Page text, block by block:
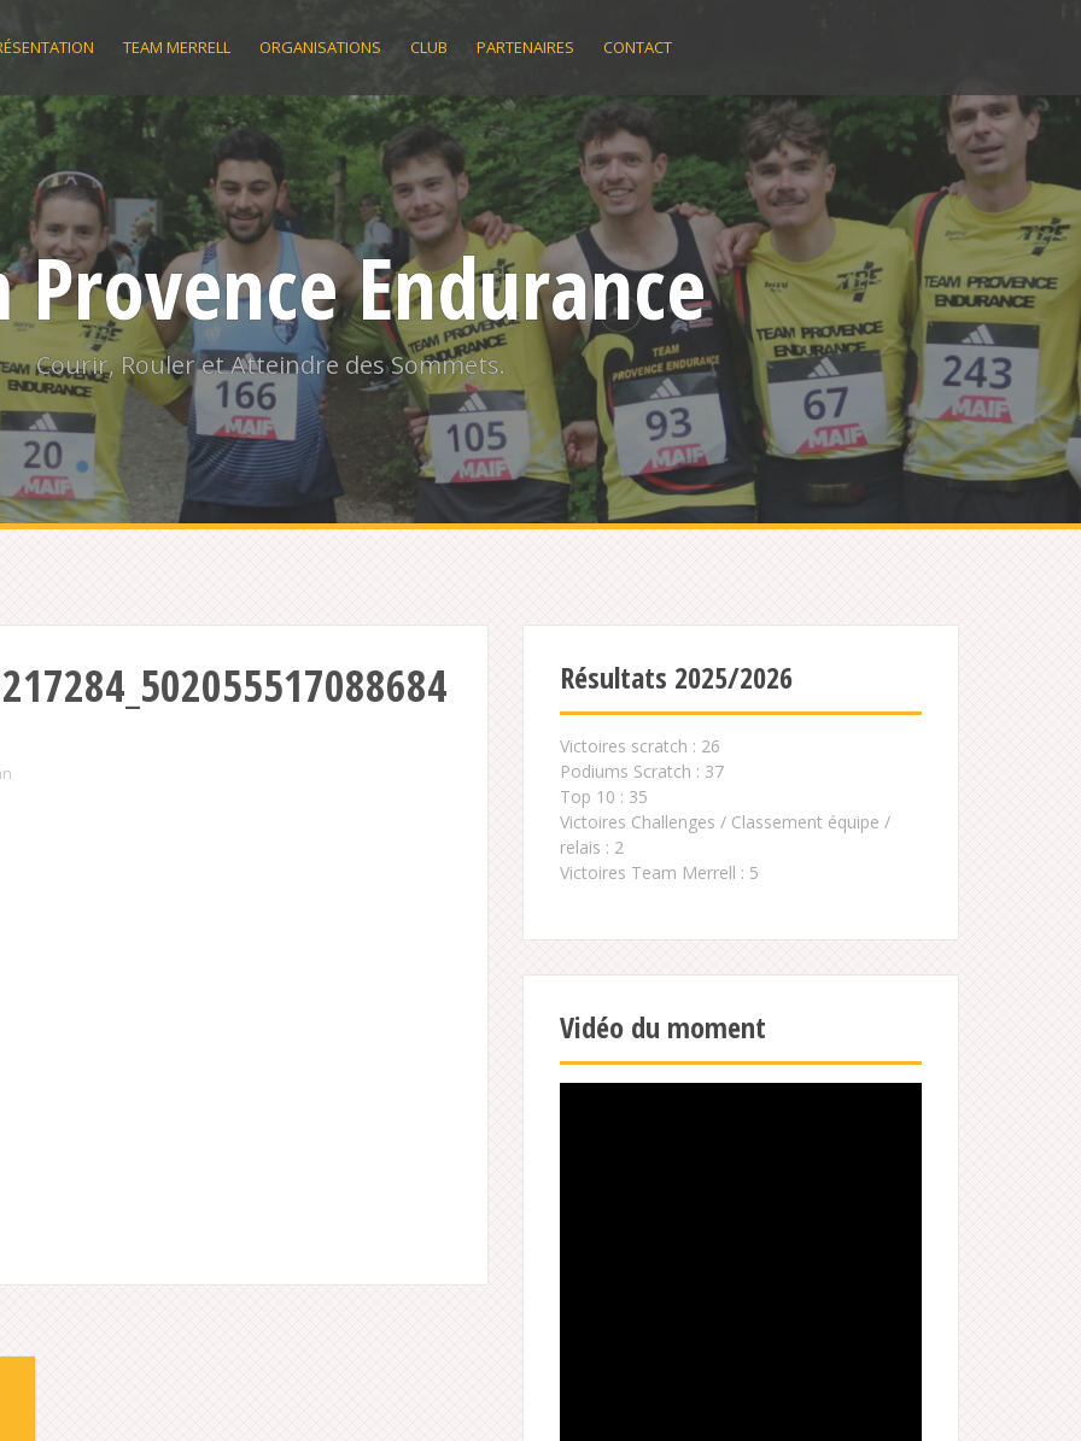
TEAM MERRELL ORGANISATIONS CLUB PARTENAIRES CONTACT
Provence Endurance
Courir, Rouler et Atteindre des Sommets.
Résultats 2025/2026
Victoires scratch : 26
Podiums Scratch : 37
Top 10 : 35
Victoires Challenges / Classement équipe /
relais : 2
Victoires Team Merrell : 5
Vidéo du moment